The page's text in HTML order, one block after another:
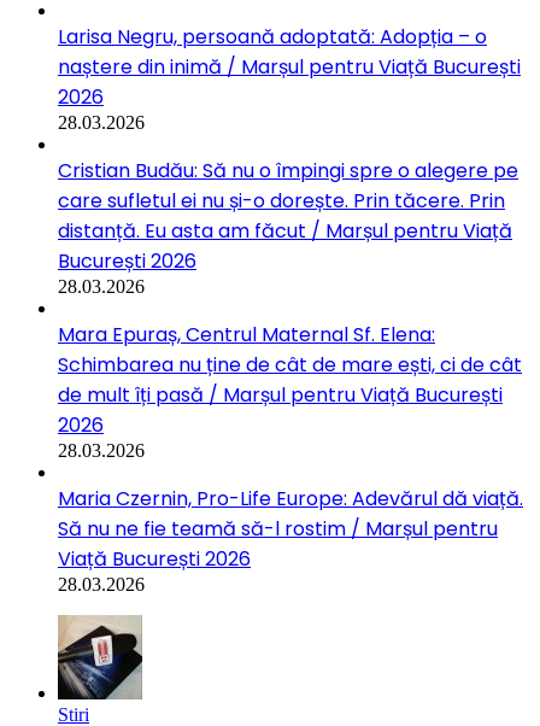
Larisa Negru, persoană adoptată: Adopția – o
naștere din inimă / Marșul pentru Viață București
2026
28.03.2026
Cristian Budău: Să nu o împingi spre o alegere pe
care sufletul ei nu și-o dorește. Prin tăcere. Prin
distanță. Eu asta am făcut / Marșul pentru Viață
București 2026
28.03.2026
Mara Epuraș, Centrul Maternal Sf. Elena:
Schimbarea nu ține de cât de mare ești, ci de cât
de mult îți pasă / Marșul pentru Viață București
2026
28.03.2026
Maria Czernin, Pro-Life Europe: Adevărul dă viață.
Să nu ne fie teamă să-l rostim / Marșul pentru
Viață București 2026
28.03.2026
Stiri